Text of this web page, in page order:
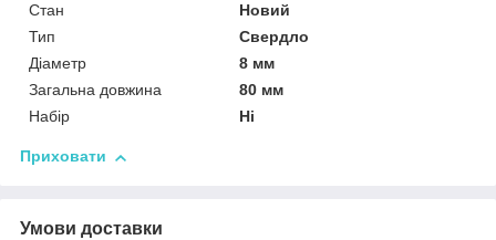
Стан
Новий
Тип
Свердло
Діаметр
8 мм
Загальна довжина
80 мм
Набір
Ні
Приховати
Умови доставки